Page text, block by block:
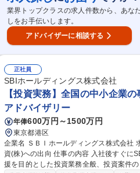
業界トップクラスの求人件数から、あな
しをお手伝いします。
アドバイザーに相談する
正社員
SBIホールディングス株式会社
【投資実務】全国の中小企業
アドバイザリー
年俸600万円～1500万円
東京都港区
企業名 ＳＢＩホールディングス株式会社 求人名 【投資実務】全国の中小企業の事業継承支援/SBI地域事業承継投
資(株)への出向 仕事の内容 入社後すぐにSBI地域事業承継投資(株)へ出向いただき、全国の中小企業の事業承継支
援を目的とした投資業務全般、投資案件のソ